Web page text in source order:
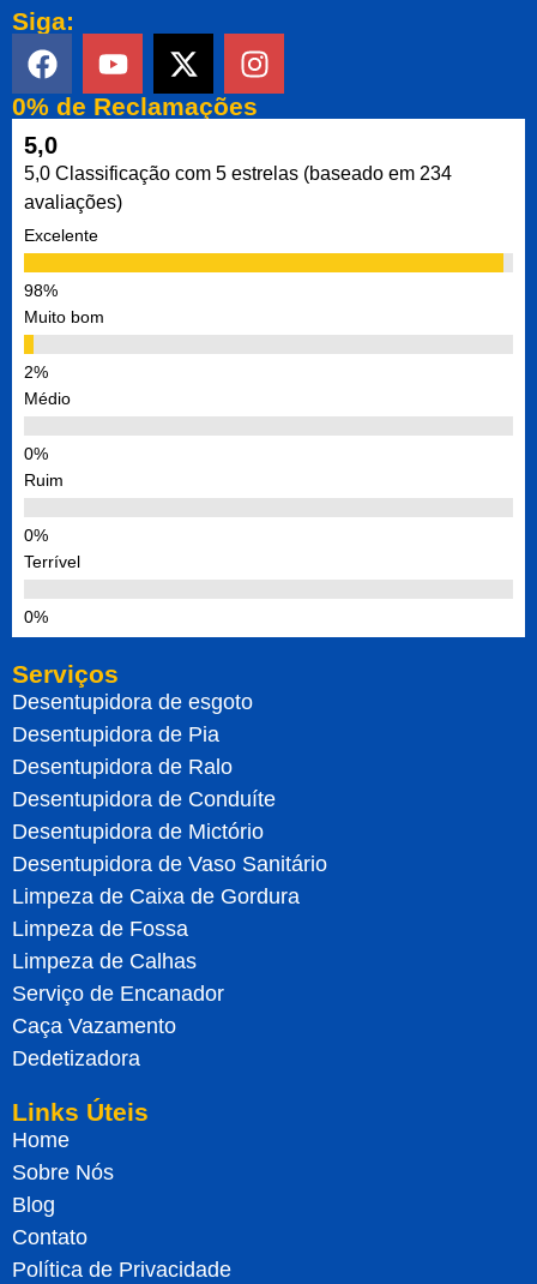
Siga:
0% de Reclamações
5,0
5,0 Classificação com 5 estrelas (baseado em 234
avaliações)
Excelente
Muito bom
Médio
Ruim
Terrível
Serviços
Desentupidora de esgoto
Desentupidora de Pia
Desentupidora de Ralo
Desentupidora de Conduíte
Desentupidora de Mictório
Desentupidora de Vaso Sanitário
Limpeza de Caixa de Gordura
Limpeza de Fossa
Limpeza de Calhas
Serviço de Encanador
Caça Vazamento
Dedetizadora
Links Úteis
Home
Sobre Nós
Blog
Contato
Política de Privacidade